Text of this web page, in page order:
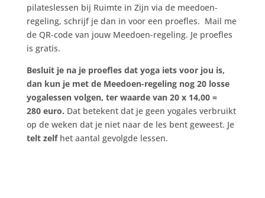
pilateslessen bij Ruimte in Zijn via de meedoen-
regeling, schrijf je dan in voor een proefles. Mail me
de QR-code van jouw Meedoen-regeling. Je proefles
is gratis.
Besluit je na je proefles dat yoga iets voor jou is,
dan kun je met de Meedoen-regeling nog 20 losse
yogalessen volgen, ter waarde van 20 x 14,00 =
280 euro. Dat betekent dat je geen yogales verbruikt
op de weken dat je niet naar de les bent geweest. Je
telt zelfhet aantal gevolgde lessen.